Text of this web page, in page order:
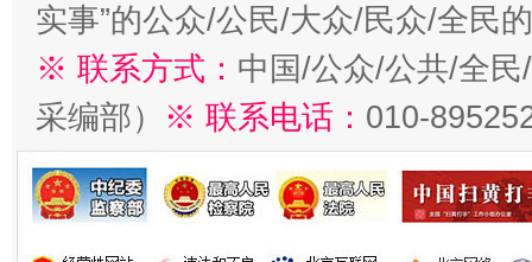
实事”的公众/公民/大众/民众/全民
※ 联系方式： 中国/公众/公共/全
采编部） ※ 联系电话： 010-